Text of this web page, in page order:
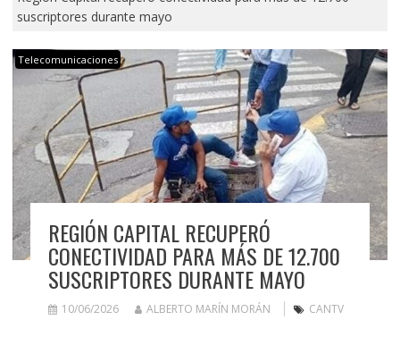
suscriptores durante mayo
Telecomunicaciones
REGIÓN CAPITAL RECUPERÓ
CONECTIVIDAD PARA MÁS DE 12.700
SUSCRIPTORES DURANTE MAYO
10/06/2026 ALBERTO MARÍN MORÁN CANTV